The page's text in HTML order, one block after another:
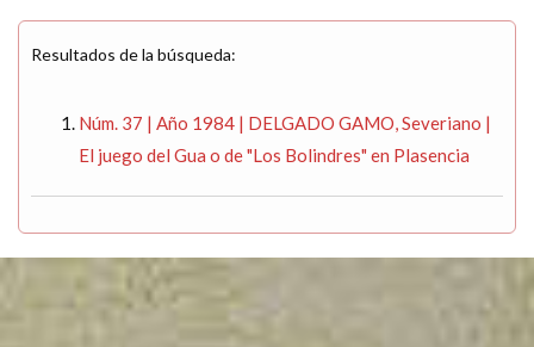
Resultados de la búsqueda:
Núm. 37 | Año 1984 | DELGADO GAMO, Severiano |
El juego del Gua o de "Los Bolindres" en Plasencia